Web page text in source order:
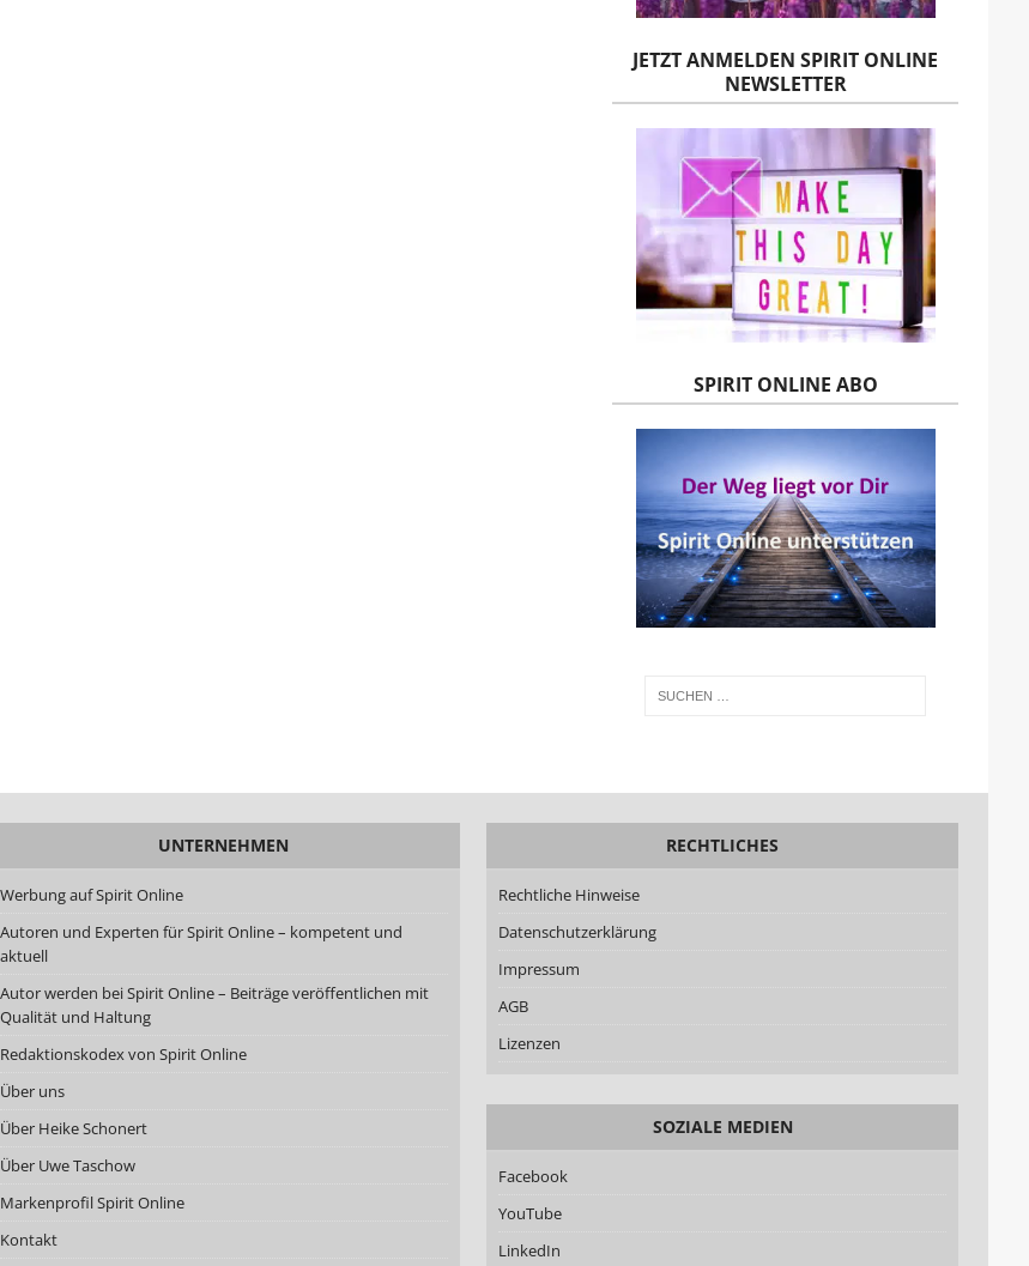
JETZT ANMELDEN SPIRIT ONLINE
NEWSLETTER
SPIRIT ONLINE ABO
UNTERNEHMEN
Werbung auf Spirit Online
Autoren und Experten für Spirit Online – kompetent und
aktuell
Autor werden bei Spirit Online – Beiträge veröffentlichen mit
Qualität und Haltung
Redaktionskodex von Spirit Online
Über uns
Über Heike Schonert
Über Uwe Taschow
Markenprofil Spirit Online
Kontakt
RECHTLICHES
Rechtliche Hinweise
Datenschutzerklärung
Impressum
AGB
Lizenzen
SOZIALE MEDIEN
Facebook
YouTube
LinkedIn